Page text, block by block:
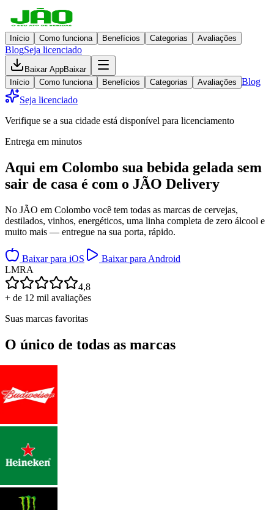
Início Como funciona Benefícios Categorias Avaliações
BlogSeja licenciado
Baixar AppBaixar
Início
Como funciona Benefícios Categorias Avaliações Blog
Seja licenciado
Verifique se a sua cidade está disponível para licenciamento
Entrega em minutos
Aqui em Colombo sua bebida gelada sem
sair de casa é com o JÃO Delivery
No JÃO em Colombo você tem todas as marcas de cervejas,
destilados, vinhos, energéticos, uma linha completa de zero álcool e
muito mais — entregue na sua porta, rápido.
Baixar para iOS
Baixar para Android
LMRA
4,8
+ de 12 mil avaliações
Suas marcas favoritas
O único de todas as marcas